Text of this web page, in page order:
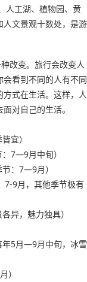
人工湖、植物园、黄
文景观十数处，是游
改变。旅行会改变人
看到不同的人有不同
式在生活。这样，人
对自己的生活。
宜）
7―9月中旬）
：7―9月）
7-9月，其他季节极有
异，魅力独具）
年5月―9月中旬，冰雪
）